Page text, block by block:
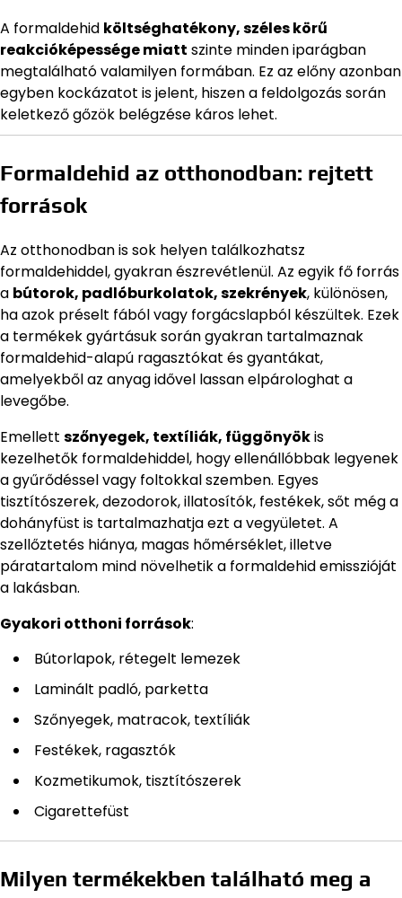
A formaldehid költséghatékony, széles körű
reakcióképessége miatt szinte minden iparágban
megtalálható valamilyen formában. Ez az előny azonban
egyben kockázatot is jelent, hiszen a feldolgozás során
keletkező gőzök belégzése káros lehet.
Formaldehid az otthonodban: rejtett
források
Az otthonodban is sok helyen találkozhatsz
formaldehiddel, gyakran észrevétlenül. Az egyik fő forrás
a bútorok, padlóburkolatok, szekrények, különösen,
ha azok préselt fából vagy forgácslapból készültek. Ezek
a termékek gyártásuk során gyakran tartalmaznak
formaldehid-alapú ragasztókat és gyantákat,
amelyekből az anyag idővel lassan elpárologhat a
levegőbe.
Emellett szőnyegek, textíliák, függönyökis
kezelhetők formaldehiddel, hogy ellenállóbbak legyenek
a gyűrődéssel vagy foltokkal szemben. Egyes
tisztítószerek, dezodorok, illatosítók, festékek, sőt még a
dohányfüst is tartalmazhatja ezt a vegyületet. A
szellőztetés hiánya, magas hőmérséklet, illetve
páratartalom mind növelhetik a formaldehid emisszióját
a lakásban.
Gyakori otthoni források:
Bútorlapok, rétegelt lemezek
Laminált padló, parketta
Szőnyegek, matracok, textíliák
Festékek, ragasztók
Kozmetikumok, tisztítószerek
Cigarettefüst
Milyen termékekben található meg a